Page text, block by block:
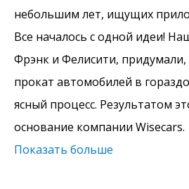
небольшим лет, ищущих
Все началось с одной идеи!
Фрэнк и Фелисити, придумали,
прокат автомобилей в
ясный процесс. Результатом
основание компании Wisecars.
Показать больше